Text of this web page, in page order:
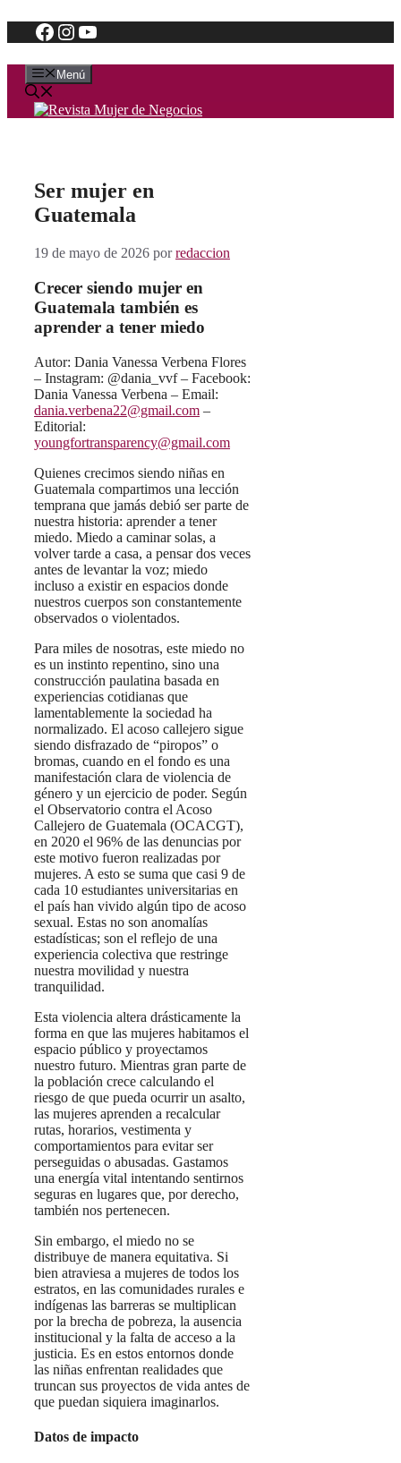
Saltar
al
Facebook
Instagram
YouTube
Menú
Ser mujer en
Guatemala
19 de mayo de 2026 porredaccion
Crecer siendo mujer en
Guatemala también es
aprender a tener miedo
Autor: Dania Vanessa Verbena Flores
– Instagram: @dania_vvf – Facebook:
Dania Vanessa Verbena – Email:
dania.verbena22@gmail.com –
Editorial:
youngfortransparency@gmail.com
Quienes crecimos siendo niñas en
Guatemala compartimos una lección
temprana que jamás debió ser parte de
nuestra historia: aprender a tener
miedo. Miedo a caminar solas, a
volver tarde a casa, a pensar dos veces
antes de levantar la voz; miedo
incluso a existir en espacios donde
nuestros cuerpos son constantemente
observados o violentados.
Para miles de nosotras, este miedo no
es un instinto repentino, sino una
construcción paulatina basada en
experiencias cotidianas que
lamentablemente la sociedad ha
normalizado. El acoso callejero sigue
siendo disfrazado de “piropos” o
bromas, cuando en el fondo es una
manifestación clara de violencia de
género y un ejercicio de poder. Según
el Observatorio contra el Acoso
Callejero de Guatemala (OCACGT),
en 2020 el 96% de las denuncias por
este motivo fueron realizadas por
mujeres. A esto se suma que casi 9 de
cada 10 estudiantes universitarias en
el país han vivido algún tipo de acoso
sexual. Estas no son anomalías
estadísticas; son el reflejo de una
experiencia colectiva que restringe
nuestra movilidad y nuestra
tranquilidad.
Esta violencia altera drásticamente la
forma en que las mujeres habitamos el
espacio público y proyectamos
nuestro futuro. Mientras gran parte de
la población crece calculando el
riesgo de que pueda ocurrir un asalto,
las mujeres aprenden a recalcular
rutas, horarios, vestimenta y
comportamientos para evitar ser
perseguidas o abusadas. Gastamos
una energía vital intentando sentirnos
seguras en lugares que, por derecho,
también nos pertenecen.
Sin embargo, el miedo no se
distribuye de manera equitativa. Si
bien atraviesa a mujeres de todos los
estratos, en las comunidades rurales e
indígenas las barreras se multiplican
por la brecha de pobreza, la ausencia
institucional y la falta de acceso a la
justicia. Es en estos entornos donde
las niñas enfrentan realidades que
truncan sus proyectos de vida antes de
que puedan siquiera imaginarlos.
Datos de impacto